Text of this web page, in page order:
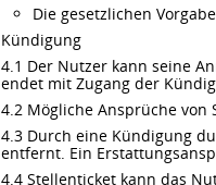
Die gesetzlichen
Kündigung
4.1 Der Nutzer kann seine
endet mit Zugang der
4.2 Mögliche Ansprüche
4.3 Durch eine Kündigung
entfernt. Ein
4.4 Stellenticket kann das